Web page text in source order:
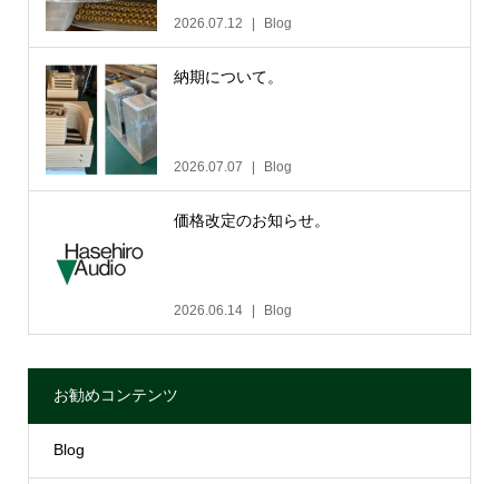
2026.07.12 Blog
納期について。
2026.07.07 Blog
価格改定のお知らせ。
2026.06.14 Blog
お勧めコンテンツ
Blog